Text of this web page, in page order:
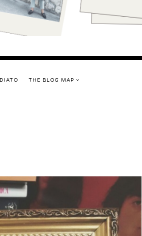
THE BLOG MAP